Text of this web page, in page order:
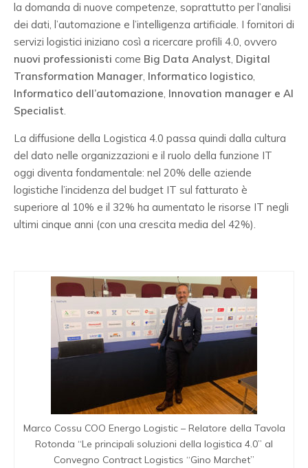
la domanda di nuove competenze, soprattutto per l’analisi
dei dati, l’automazione e l’intelligenza artificiale. I fornitori di
servizi logistici iniziano così a ricercare profili 4.0, ovvero
nuovi professionisti come Big Data Analyst, Digital
Transformation Manager, Informatico logistico,
Informatico dell’automazione, Innovation manager e AI
Specialist.
La diffusione della Logistica 4.0 passa quindi dalla cultura
del dato nelle organizzazioni e il ruolo della funzione IT
oggi diventa fondamentale: nel 20% delle aziende
logistiche l’incidenza del budget IT sul fatturato è
superiore al 10% e il 32% ha aumentato le risorse IT negli
ultimi cinque anni (con una crescita media del 42%).
Marco Cossu COO Energo Logistic – Relatore della Tavola
Rotonda “Le principali soluzioni della logistica 4.0” al
Convegno Contract Logistics “Gino Marchet”